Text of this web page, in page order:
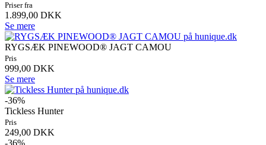
Priser fra
1.899,00 DKK
Se mere
RYGSÆK PINEWOOD® JAGT CAMOU
Pris
999,00 DKK
Se mere
-36%
Tickless Hunter
Pris
249,00 DKK